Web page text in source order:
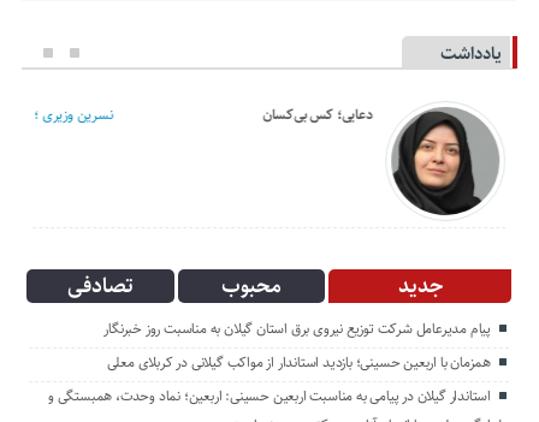
یادداشت
دعایی؛ کس بی‌کسان نسرین وزیری ؛
جدید محبوب تصادفی
پیام مدیرعامل شركت توزیع نیروی برق استان گیلان به مناسبت روز خبرنگار ‌
همزمان با اربعین حسینی؛ بازدید استاندار از مواکب گیلانی در کربلای معلی
استاندار گیلان در پیامی به مناسبت اربعین حسینی: اربعین؛ نماد وحدت، همبستگی و